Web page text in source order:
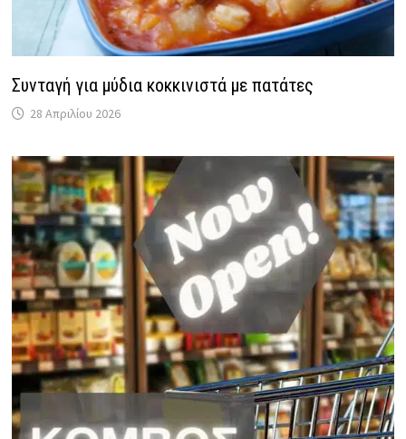
Συνταγή για μύδια κοκκινιστά με πατάτες
28 Απριλίου 2026